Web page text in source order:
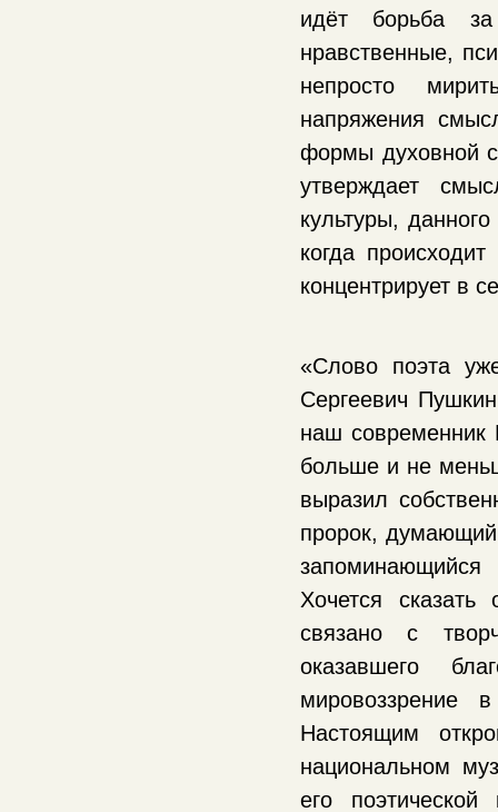
идёт борьба
нравственные,
непросто
напряжения
формы духовной
утверждает
культуры,
когда
концентрирует в
«Слово поэта
Сергеевич
наш
больше и не
выразил
пророк,
Хочется сказать
связано с
оказавшего
мировоззрение
Настоящим
национальном
его